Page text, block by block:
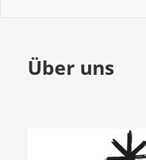
Über uns